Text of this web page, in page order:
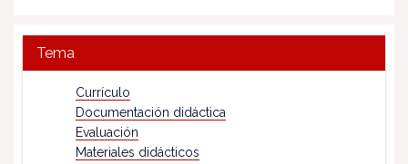
Tema
Currículo
Documentación didáctica
Evaluación
Materiales didácticos